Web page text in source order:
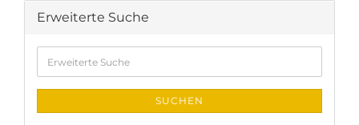
Erweiterte Suche
Suche
SUCHEN